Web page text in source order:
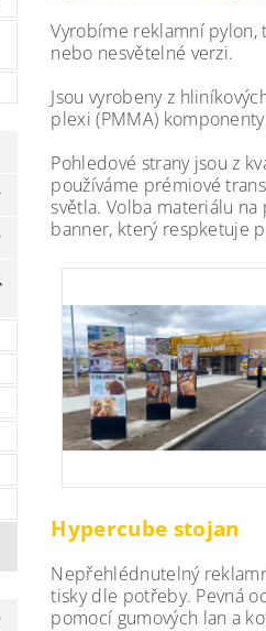
Vyrobíme reklamní pylon,
nebo nesvětelné verzi.
Jsou vyrobeny z
plexi (PMMA)
Pohledové strany jsou z
používáme prémiové
světla. Volba materiálu
banner, který respketuje
Hypercube stojan
Nepřehlédnutelný
tisky dle potřeby. Pevná
pomocí gumových lan a